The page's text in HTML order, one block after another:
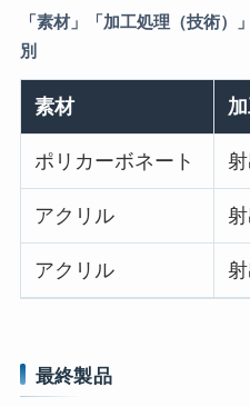
「素材」「加工処理（技術）
別
素材
ポリカーボネート
アクリル
アクリル
最終製品